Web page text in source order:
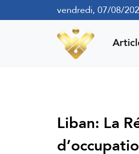
vendredi, 07/08/
Liban: La